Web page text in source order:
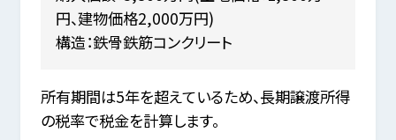
円、建物価格2,000万円)
構造：鉄骨鉄筋コンクリート
所有期間は5年を超えているため、長期譲渡所得
の税率で税金を計算します。